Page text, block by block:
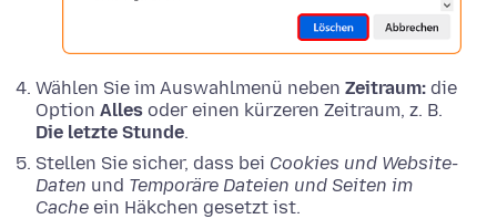
Wählen Sie im Auswahlmenü neben Zeitraum: die
Option Alles oder einen kürzeren Zeitraum, z. B.
Die letzte Stunde.
Stellen Sie sicher, dass bei Cookies und Website-
Daten und Temporäre Dateien und Seiten im
Cache ein Häkchen gesetzt ist.